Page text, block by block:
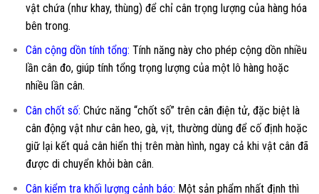
vật chứa (như khay, thùng) để chỉ cân trọng lượng của hàng hóa
bên trong.
Cân cộng dồn tính tổng: Tính năng này cho phép cộng dồn nhiều
lần cân đo, giúp tính tổng trọng lượng của một lô hàng hoặc
nhiều lần cân.
Cân chốt số: Chức năng “chốt số” trên cân điện tử, đặc biệt là
cân động vật như cân heo, gà, vịt, thường dùng để cố định hoặc
giữ lại kết quả cân hiển thị trên màn hình, ngay cả khi vật cân đã
được di chuyển khỏi bàn cân.
Cân kiểm tra khối lượng cảnh báo: Một sản phẩm nhất định thì